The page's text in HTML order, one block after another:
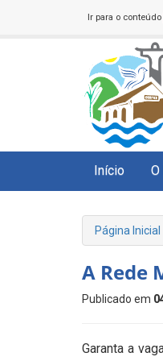
Ir para o conteúdo
Início
Página Inicial
A Rede
Publicado em
Garanta a